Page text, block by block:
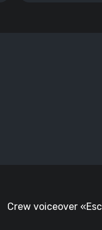
Crew voiceover